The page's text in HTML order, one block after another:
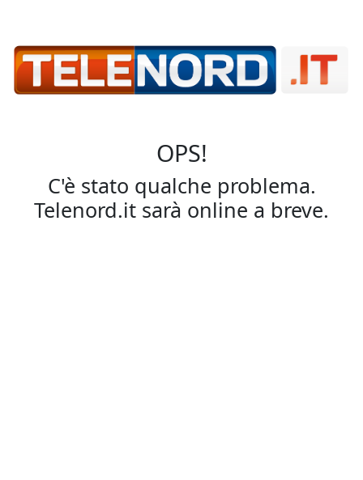
OPS!
C'è stato qualche problema.
Telenord.it sarà online a breve.